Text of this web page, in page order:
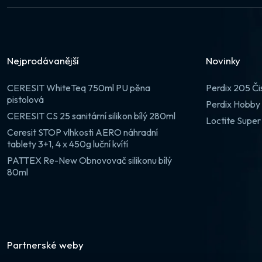
Nejprodávanější
CERESIT WhiteTeq 750ml PU pěna
pistolová
CERESIT CS 25 sanitární silikon bílý 280ml
Ceresit STOP vlhkosti AERO náhradní
tablety 3+1, 4 x 450g luční kvítí
PATTEX Re-New Obnovovač silikonu bílý
80ml
Novinky
Perdix 205
Perdix
Loctite
Partnerské weby